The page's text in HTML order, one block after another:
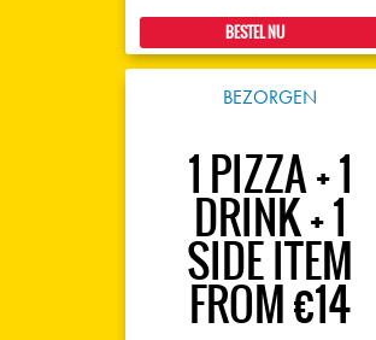
BESTEL NU
BEZORGEN
1 PIZZA + 1
DRINK + 1
SIDE ITEM
FROM €14